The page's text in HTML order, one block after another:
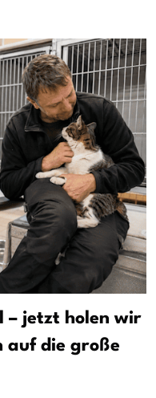
– jetzt holen wir
auf die große